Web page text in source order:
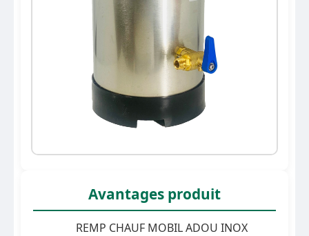
Avantages produit
REMP CHAUF MOBIL ADOU INOX